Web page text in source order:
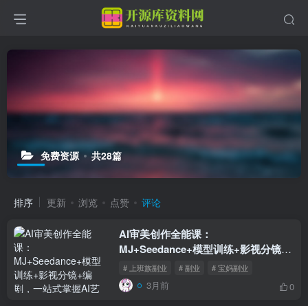
免费资源 共28篇
排序 更新 浏览 点赞 评论
AI审美创作全能课：
MJ+Seedance+模型训练+影视分镜
+编剧，一站式掌握AI艺术创作
# 上班族副业 # 副业 # 宝妈副业
3月前 0